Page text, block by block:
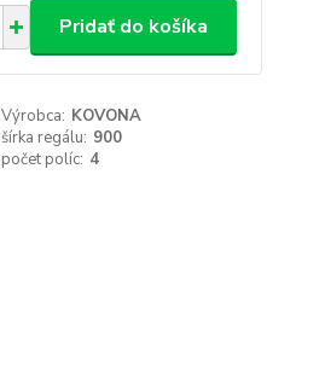
Pridať do košíka
Výrobca: KOVONA
šírka regálu: 900
počet políc: 4